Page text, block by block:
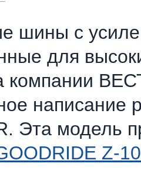
шины c
для
компании
написание
Эта модель
Z-